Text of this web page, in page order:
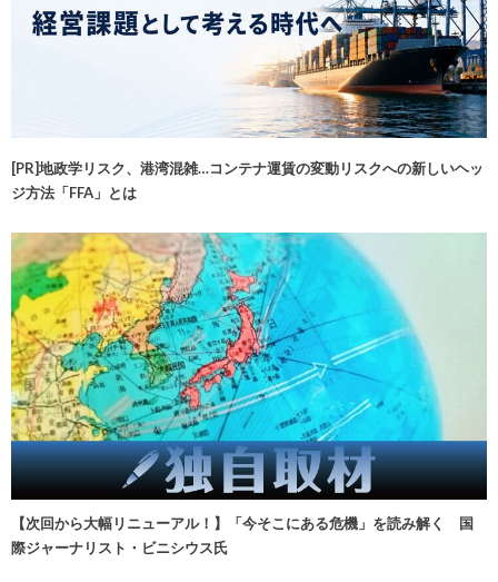
[PR]地政学リスク、港湾混雑…コンテナ運賃の変動リスクへの新しいヘッ
ジ方法「FFA」とは
【次回から大幅リニューアル！】「今そこにある危機」を読み解く 国
際ジャーナリスト・ビニシウス氏